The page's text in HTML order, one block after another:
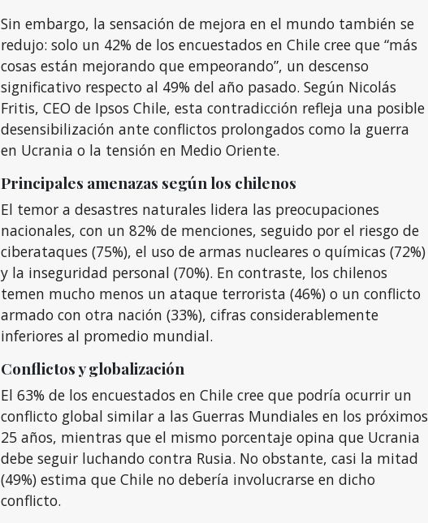
Sin embargo, la sensación de mejora en el mundo también se
redujo: solo un 42% de los encuestados en Chile cree que “más
cosas están mejorando que empeorando”, un descenso
significativo respecto al 49% del año pasado. Según Nicolás
Fritis, CEO de Ipsos Chile, esta contradicción refleja una posible
desensibilización ante conflictos prolongados como la guerra
en Ucrania o la tensión en Medio Oriente.
Principales amenazas según los chilenos
El temor a desastres naturales lidera las preocupaciones
nacionales, con un 82% de menciones, seguido por el riesgo de
ciberataques (75%), el uso de armas nucleares o químicas (72%)
y la inseguridad personal (70%). En contraste, los chilenos
temen mucho menos un ataque terrorista (46%) o un conflicto
armado con otra nación (33%), cifras considerablemente
inferiores al promedio mundial.
Conflictos y globalización
El 63% de los encuestados en Chile cree que podría ocurrir un
conflicto global similar a las Guerras Mundiales en los próximos
25 años, mientras que el mismo porcentaje opina que Ucrania
debe seguir luchando contra Rusia. No obstante, casi la mitad
(49%) estima que Chile no debería involucrarse en dicho
conflicto.